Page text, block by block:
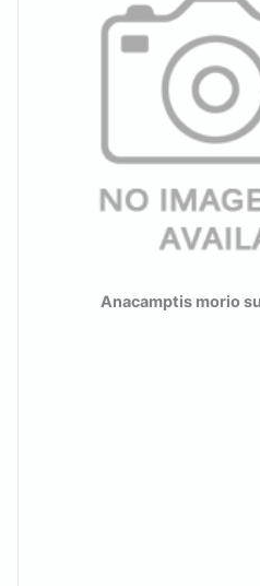
Anacamptis morio